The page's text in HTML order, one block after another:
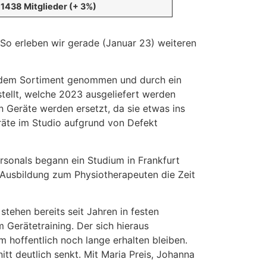
1438 Mitglieder (+ 3%)
erleben wir gerade (Januar 23) weiteren
Sortiment genommen und durch ein
welche 2023 ausgeliefert werden
Geräte werden ersetzt, da sie etwas ins
im Studio aufgrund von Defekt
begann ein Studium in Frankfurt
zum Physiotherapeuten die Zeit
bereits seit Jahren in festen
Gerätetraining. Der sich hieraus
hoffentlich noch lange erhalten bleiben.
deutlich senkt. Mit Maria Preis, Johanna